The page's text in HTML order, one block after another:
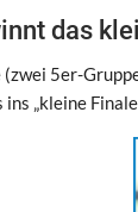
das
5er-
„kleine